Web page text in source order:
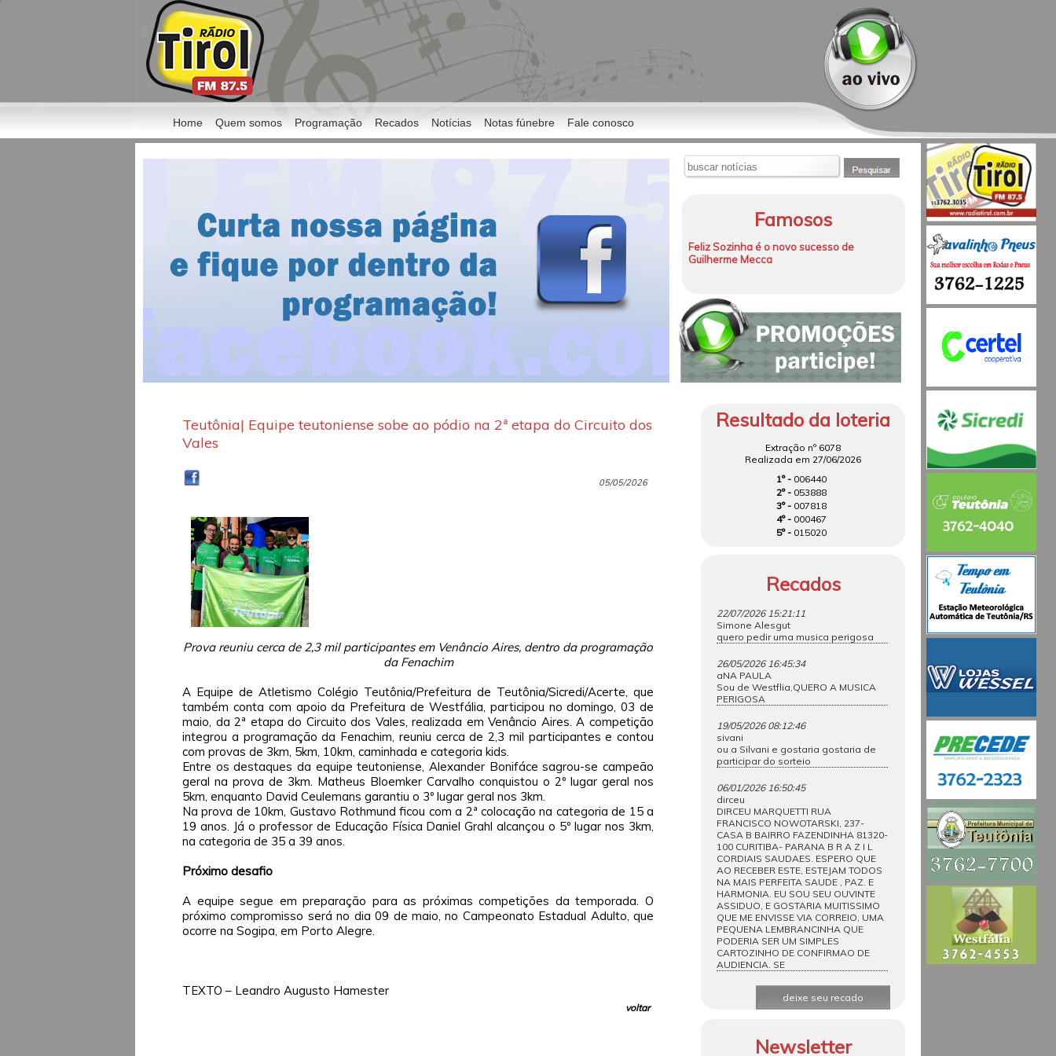
Home Quem somos Programação Recados Notícias Notas fúnebre Fale conosco
Famosos
Feliz Sozinha é o novo sucesso de
Guilherme Mecca
Teutônia| Equipe teutoniense sobe ao pódio na 2ª etapa do Circuito dos
Vales
05/05/2026
Prova reuniu cerca de 2,3 mil participantes em Venâncio Aires, dentro da programação
da Fenachim
A Equipe de Atletismo Colégio Teutônia/Prefeitura de Teutônia/Sicredi/Acerte, que
também conta com apoio da Prefeitura de Westfália, participou no domingo, 03 de
maio, da 2ª etapa do Circuito dos Vales, realizada em Venâncio Aires. A competição
integrou a programação da Fenachim, reuniu cerca de 2,3 mil participantes e contou
com provas de 3km, 5km, 10km, caminhada e categoria kids.
Entre os destaques da equipe teutoniense, Alexander Bonifáce sagrou-se campeão
geral na prova de 3km. Matheus Bloemker Carvalho conquistou o 2º lugar geral nos
5km, enquanto David Ceulemans garantiu o 3º lugar geral nos 3km.
Na prova de 10km, Gustavo Rothmund ficou com a 2ª colocação na categoria de 15 a
19 anos. Já o professor de Educação Física Daniel Grahl alcançou o 5º lugar nos 3km,
na categoria de 35 a 39 anos.
Próximo desafio
A equipe segue em preparação para as próximas competições da temporada. O
próximo compromisso será no dia 09 de maio, no Campeonato Estadual Adulto, que
ocorre na Sogipa, em Porto Alegre.
TEXTO – Leandro Augusto Hamester
voltar
Resultado da loteria
Extração nº 6078
Realizada em 27/06/2026
1º -006440
2º - 053888
3º - 007818
4º - 000467
5º - 015020
Recados
22/07/2026 15:21:11
Simone Alesgut
quero pedir uma musica perigosa
26/05/2026 16:45:34
aNA PAULA
Sou de Westflia,QUERO A MUSICA
PERIGOSA
19/05/2026 08:12:46
sivani
ou a Silvani e gostaria gostaria de
participar do sorteio
06/01/2026 16:50:45
dirceu
DIRCEU MARQUETTI RUA
FRANCISCO NOWOTARSKI, 237-
CASA B BAIRRO FAZENDINHA 81320-
100 CURITIBA- PARANA B R A Z I L
CORDIAIS SAUDAES. ESPERO QUE
AO RECEBER ESTE, ESTEJAM TODOS
NA MAIS PERFEITA SAUDE , PAZ. E
HARMONIA. EU SOU SEU OUVINTE
ASSIDUO, E GOSTARIA MUITISSIMO
QUE ME ENVISSE VIA CORREIO, UMA
PEQUENA LEMBRANCINHA QUE
PODERIA SER UM SIMPLES
CARTOZINHO DE CONFIRMAO DE
AUDIENCIA. SE
deixe seu recado
Newsletter